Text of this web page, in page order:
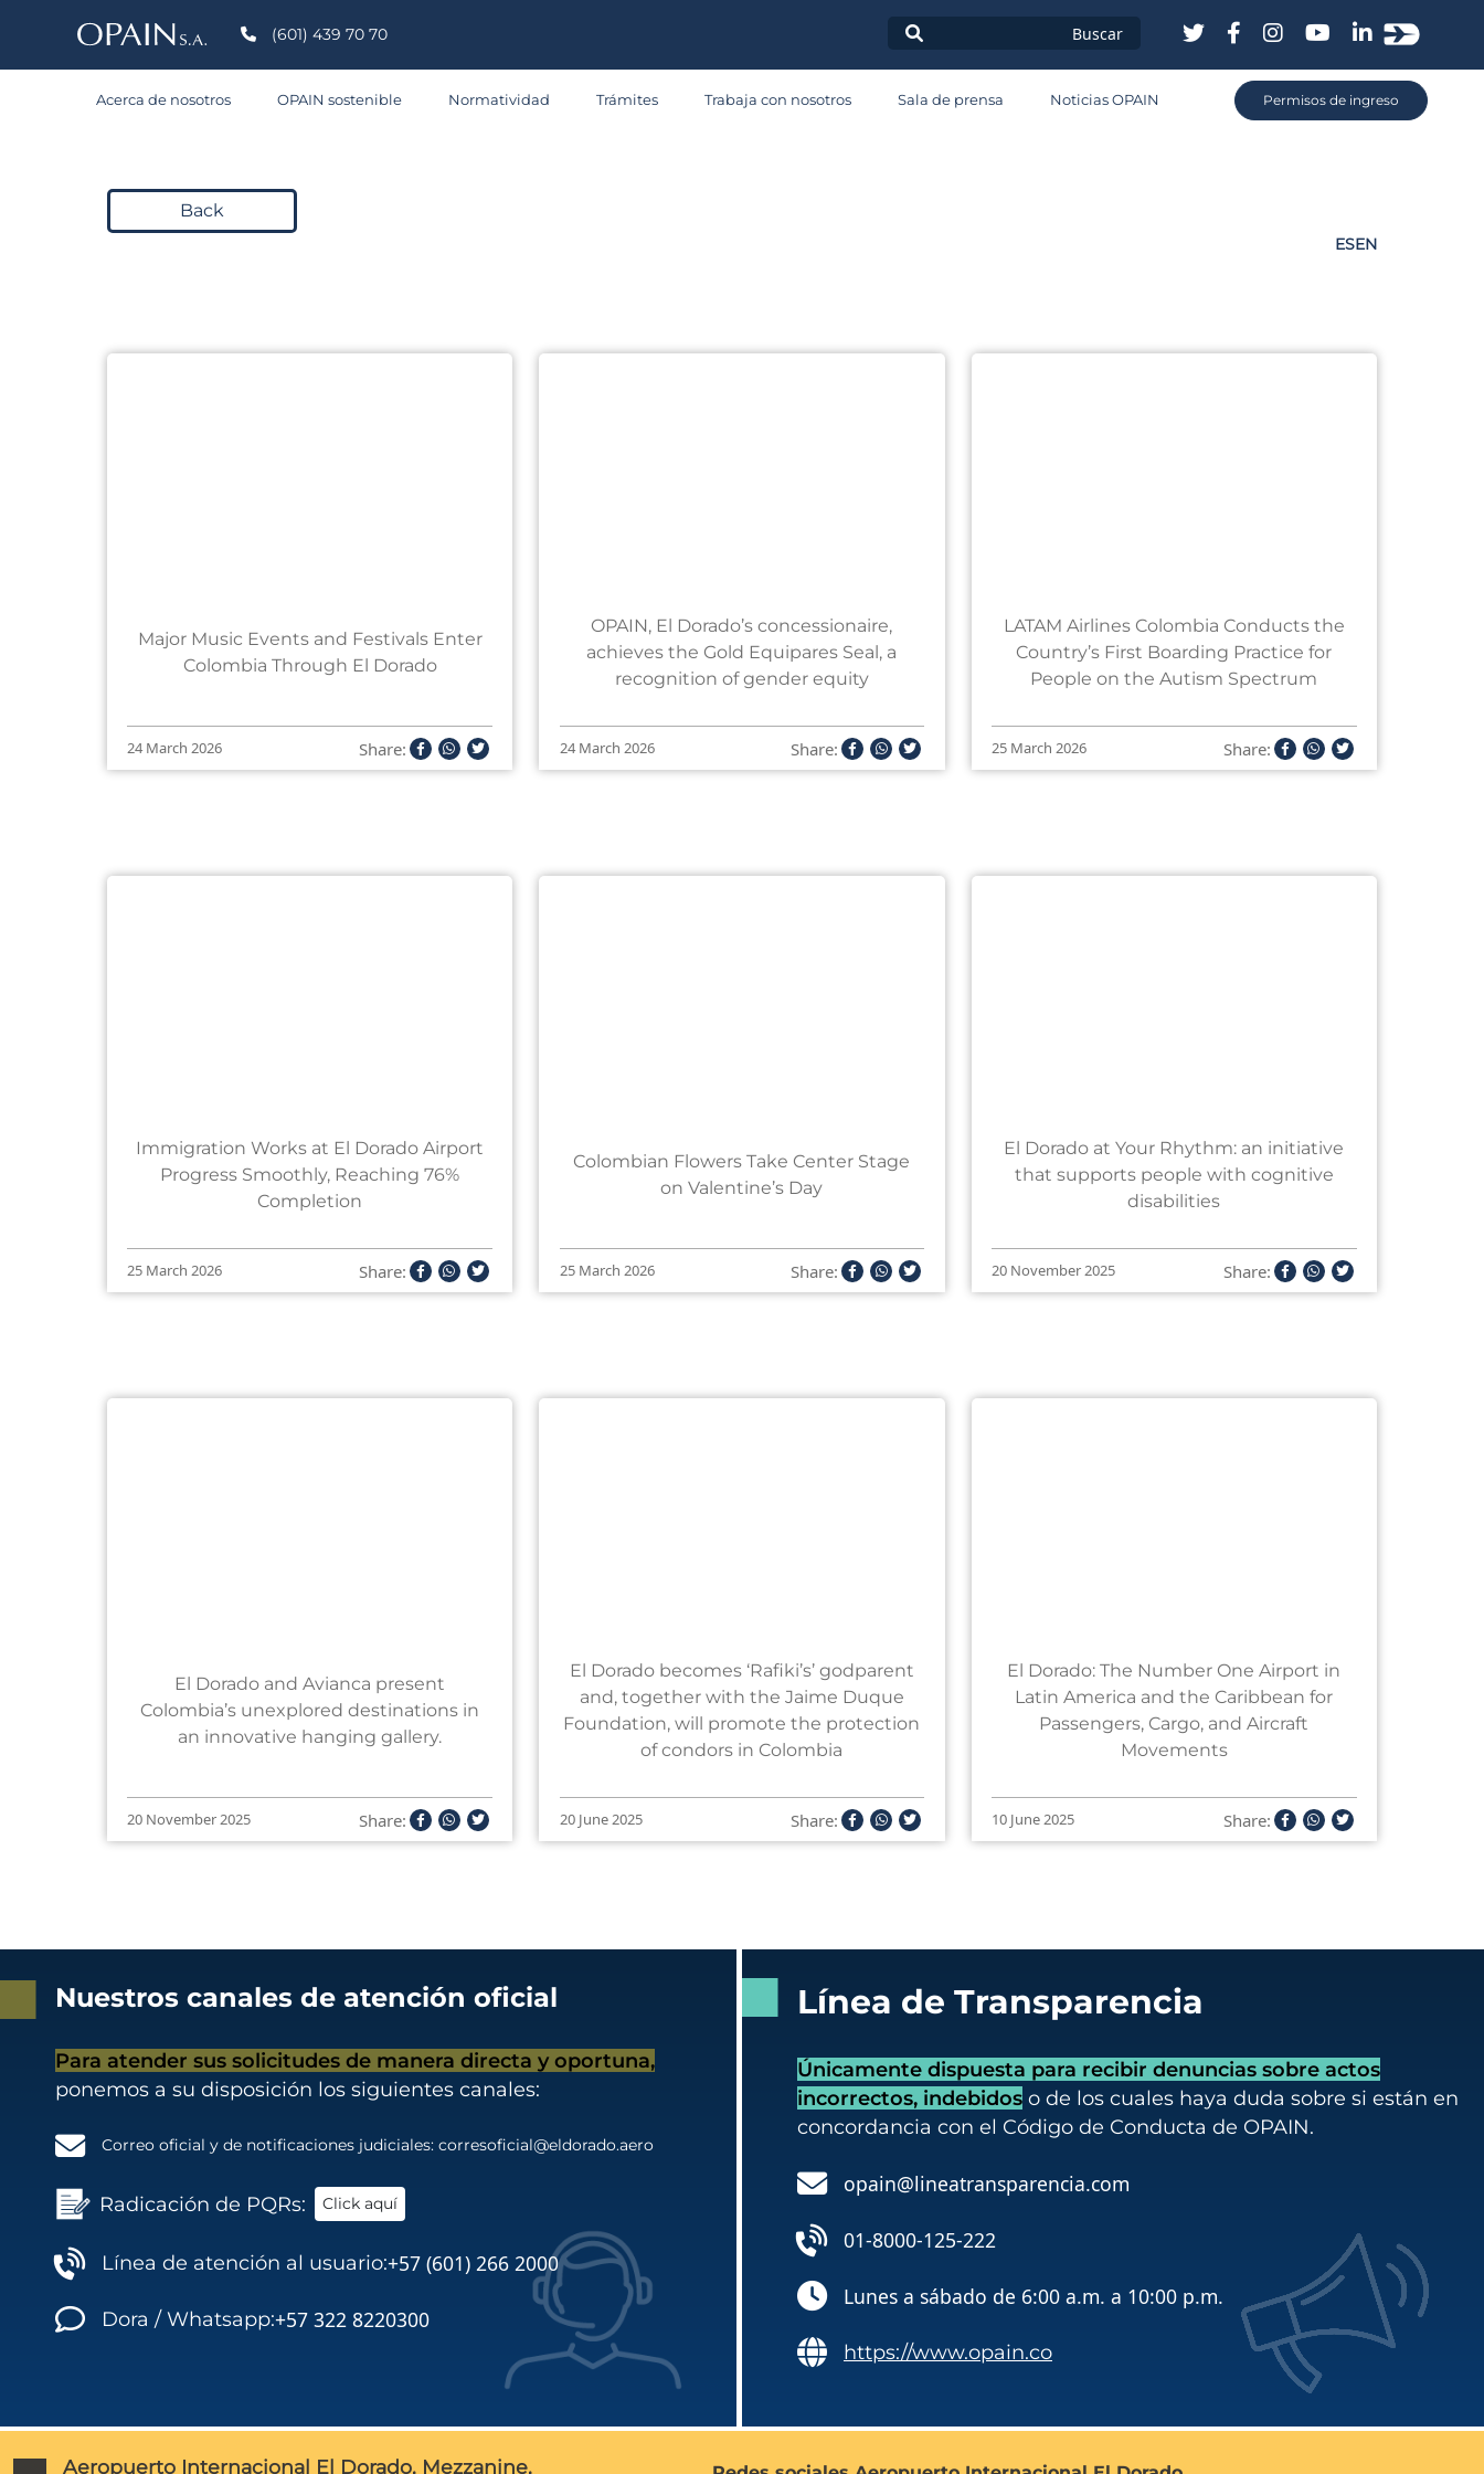
(601) 439 70 70
Acerca de nosotros OPAIN sostenible Normatividad Trámites Trabaja con nosotros Sala de prensa Noticias OPAIN Permisos de ingreso
Sala de Prensa
Comunicados
Back
ESEN
Major Music Events and Festivals Enter
Colombia Through El Dorado
24 March 2026 Share:
OPAIN, El Dorado’s concessionaire,
achieves the Gold Equipares Seal, a
recognition of gender equity
24 March 2026 Share:
LATAM Airlines Colombia Conducts the
Country’s First Boarding Practice for
People on the Autism Spectrum
25 March 2026 Share:
Immigration Works at El Dorado Airport
Progress Smoothly, Reaching 76%
Completion
25 March 2026 Share:
Colombian Flowers Take Center Stage
on Valentine’s Day
25 March 2026 Share:
El Dorado at Your Rhythm: an initiative
that supports people with cognitive
disabilities
20 November 2025 Share:
El Dorado and Avianca present
Colombia’s unexplored destinations in
an innovative hanging gallery.
20 November 2025 Share:
El Dorado becomes ‘Rafiki’s’ godparent
and, together with the Jaime Duque
Foundation, will promote the protection
of condors in Colombia
20 June 2025 Share:
El Dorado: The Number One Airport in
Latin America and the Caribbean for
Passengers, Cargo, and Aircraft
Movements
10 June 2025 Share:
Nuestros canales de atención oficial
Para atender sus solicitudes de manera directa y oportuna,
ponemos a su disposición los siguientes canales:
Correo oficial y de notificaciones judiciales: corresoficial@eldorado.aero
Radicación de PQRs: Click aquí
Línea de atención al usuario:+57 (601) 266 2000
Dora / Whatsapp:+57 322 8220300
Línea de Transparencia
Únicamente dispuesta para recibir denuncias sobre actos
incorrectos, indebidos o de los cuales haya duda sobre si están en
concordancia con el Código de Conducta de OPAIN.
opain@lineatransparencia.com
01-8000-125-222
Lunes a sábado de 6:00 a.m. a 10:00 p.m.
https://www.opain.co
Aeropuerto Internacional El Dorado, Mezzanine,